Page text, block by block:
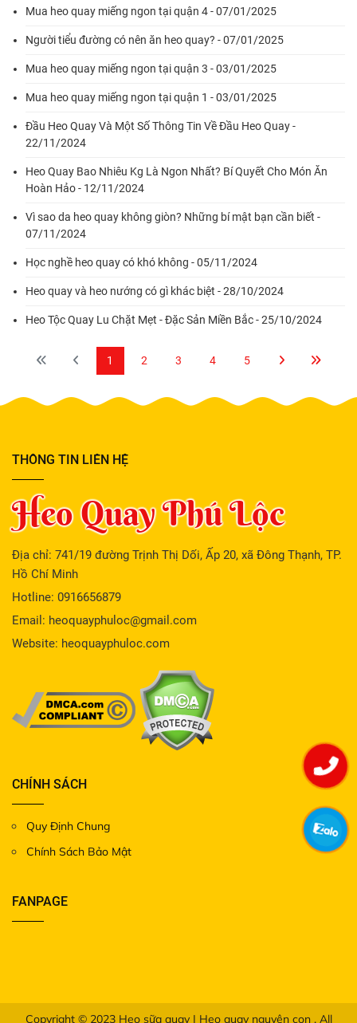
Mua heo quay miếng ngon tại quận 4 - 07/01/2025
Người tiểu đường có nên ăn heo quay? - 07/01/2025
Mua heo quay miếng ngon tại quận 3 - 03/01/2025
Mua heo quay miếng ngon tại quận 1 - 03/01/2025
Đầu Heo Quay Và Một Số Thông Tin Về Đầu Heo Quay -
22/11/2024
Heo Quay Bao Nhiêu Kg Là Ngon Nhất? Bí Quyết Cho Món Ăn
Hoàn Hảo - 12/11/2024
Vì sao da heo quay không giòn? Những bí mật bạn cần biết -
07/11/2024
Học nghề heo quay có khó không - 05/11/2024
Heo quay và heo nướng có gì khác biệt - 28/10/2024
Heo Tộc Quay Lu Chặt Mẹt - Đặc Sản Miền Bắc - 25/10/2024
1 2 3 4 5
THÔNG TIN LIÊN HỆ
Heo Quay Phú Lộc
Địa chỉ: 741/19 đường Trịnh Thị Dối, Ấp 20, xã Đông Thạnh, TP.
Hồ Chí Minh
Hotline: 0916656879
Email: heoquayphuloc@gmail.com
Website: heoquayphuloc.com
CHÍNH SÁCH
Quy Định Chung
Chính Sách Bảo Mật
FANPAGE
Copyright © 2023 Heo sữa quay | Heo quay nguyên con . All